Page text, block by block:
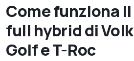
Come funziona
full hybrid di
Golf e T-Roc